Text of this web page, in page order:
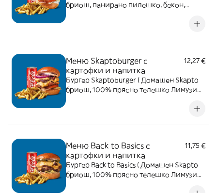
бриош, панирано пилешко, бекон,
Меню Skaptoburger с
картофки и напитка
12,27 €
Бургер Skaptoburger ( Домашен Skapto
бриош, 100% прясно телешко Лимузин,
домат, Sriracha и Skapto сос. ) + картофки
Меню Back to Basics с
картофки и напитка
11,75 €
Бургер Back to Basics ( Домашен Skapto
бриош, 100% прясно телешко Лимузин,